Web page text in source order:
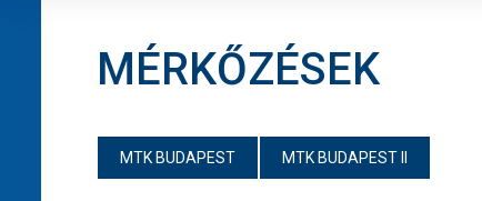
MÉRKŐZÉSEK
MTK BUDAPEST MTK BUDAPEST II